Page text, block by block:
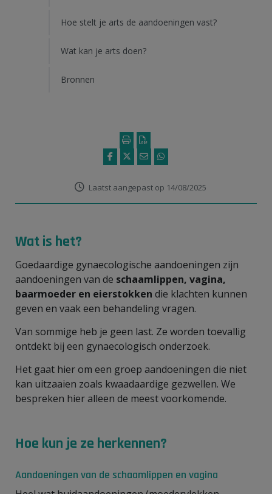
Hoe stelt je arts de aandoeningen vast?
Wat kan je arts doen?
Bronnen
Laatst aangepast op 14/08/2025
Wat is het?
Goedaardige gynaecologische aandoeningen zijn
aandoeningen van de schaamlippen, vagina,
baarmoeder en eierstokken die klachten kunnen
geven en vaak een behandeling vragen.
Van sommige heb je geen last. Ze worden toevallig
ontdekt bij een gynaecologisch onderzoek.
Het gaat hier om een groep aandoeningen die niet
kan uitzaaien zoals kwaadaardige gezwellen. We
bespreken hier alleen de meest voorkomende.
Hoe kun je ze herkennen?
Aandoeningen van de schaamlippen en vagina